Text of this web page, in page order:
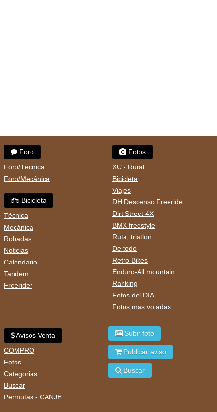
Foro
Foro/Técnica
Foro/Mecánica
Bicicleta
Técnica
Mecánica
Robadas
Noticias
Calendario
Tandem
Freerider
Fotos
XC - Rural
Bicicleta
Viajes
DH Descenso Freeride
Dirt Street 4X
BMX freestyle
Ruta, triatlon
De todo
Retro Bikes
Enduro-All mountain
Ranking
Fotos del DIA
Fotos mas votadas
Avisos Venta
COMPRO
Fotos
Categorias
Buscar
Permutas - CANJE
Subir foto
Publicar aviso
Buscar